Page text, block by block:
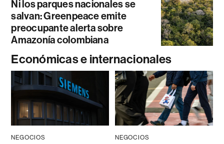
Ni los parques nacionales se
salvan: Greenpeace emite
preocupante alerta sobre
Amazonía colombiana
Económicas e internacionales
NEGOCIOS NEGOCIOS